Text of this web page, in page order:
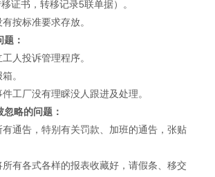
证书，转移记录5联单据）。
标准要求存放。
：
投诉管理程序。
。
厂没有理睬没人跟进及处理。
略的问题：
告，特别有关罚款、加班的通告，张贴
各式各样的报表收藏好，请假条、移交